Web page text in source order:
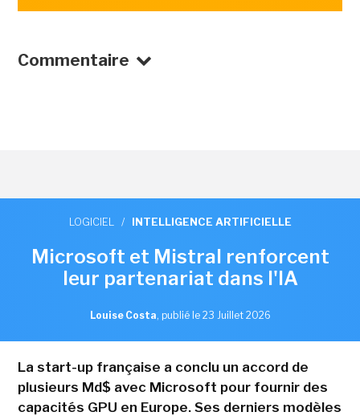
Commentaire
LOGICIEL / INTELLIGENCE ARTIFICIELLE
Microsoft et Mistral renforcent
leur partenariat dans l'IA
Louise Costa, publié le 23 Juillet 2026
La start-up française a conclu un accord de
plusieurs Md$ avec Microsoft pour fournir des
capacités GPU en Europe. Ses derniers modèles